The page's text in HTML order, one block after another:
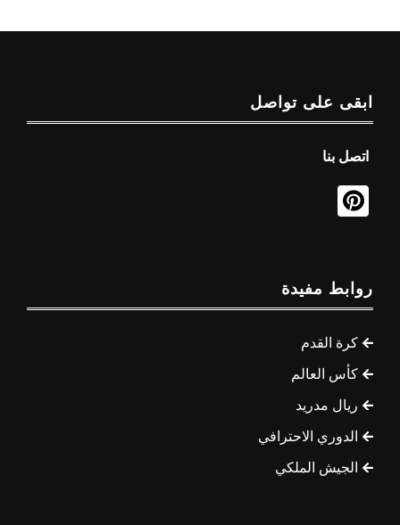
ابقى على تواصل
اتصل بنا
روابط مفيدة
كرة القدم
كأس العالم
ريال مدريد
الدوري الاحترافي
الجيش الملكي